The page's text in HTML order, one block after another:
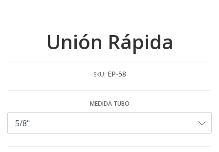
Unión Rápida
SKU: EP-58
MEDIDA TUBO